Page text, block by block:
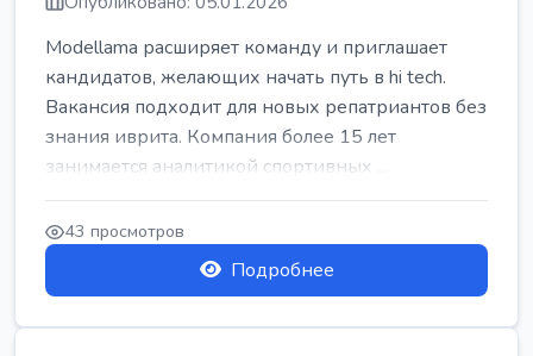
Modellama расширяет команду и приглашает
кандидатов, желающих начать путь в hi tech.
Вакансия подходит для новых репатриантов без
знания иврита. Компания более 15 лет
занимается аналитикой спортивных ...
43 просмотров
Подробнее